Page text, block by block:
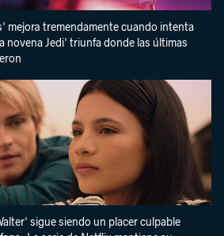
mejora tremendamente cuando intenta
novena Jedi' triunfa donde las últimas
sigue siendo un placer culpable